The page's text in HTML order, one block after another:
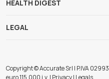
HEALTH DIGEST
LEGAL
Copyright © Accurate Srl | P.IVA
euro 115.000 i.v. | Privacy | Legals